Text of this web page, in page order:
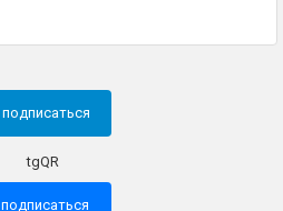
подписаться
подписаться